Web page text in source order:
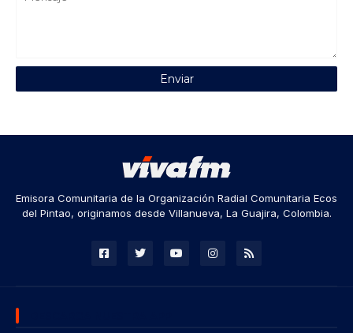
Emisora Comunitaria de la Organización Radial Comunitaria Ecos
del Pintao, originamos desde Villanueva, La Guajira, Colombia.